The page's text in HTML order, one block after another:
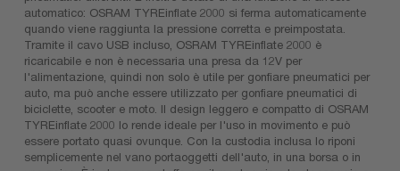
automatico: OSRAM TYREinflate 2000 si ferma automaticamente
quando viene raggiunta la pressione corretta e preimpostata.
Tramite il cavo USB incluso, OSRAM TYREinflate 2000 è
ricaricabile e non è necessaria una presa da 12V per
l'alimentazione, quindi non solo è utile per gonfiare pneumatici per
auto, ma può anche essere utilizzato per gonfiare pneumatici di
biciclette, scooter e moto. Il design leggero e compatto di OSRAM
TYREinflate 2000 lo rende ideale per l'uso in movimento e può
essere portato quasi ovunque. Con la custodia inclusa lo riponi
semplicemente nel vano portaoggetti dell'auto, in una borsa o in